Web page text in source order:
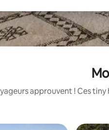
approuvent ! Ces